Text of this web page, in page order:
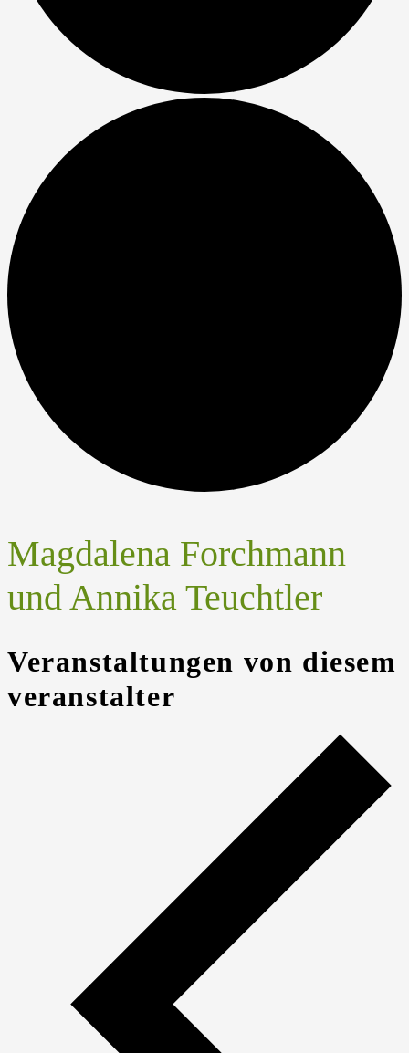
Magdalena Forchmann
und Annika Teuchtler
Veranstaltungen von diesem
veranstalter